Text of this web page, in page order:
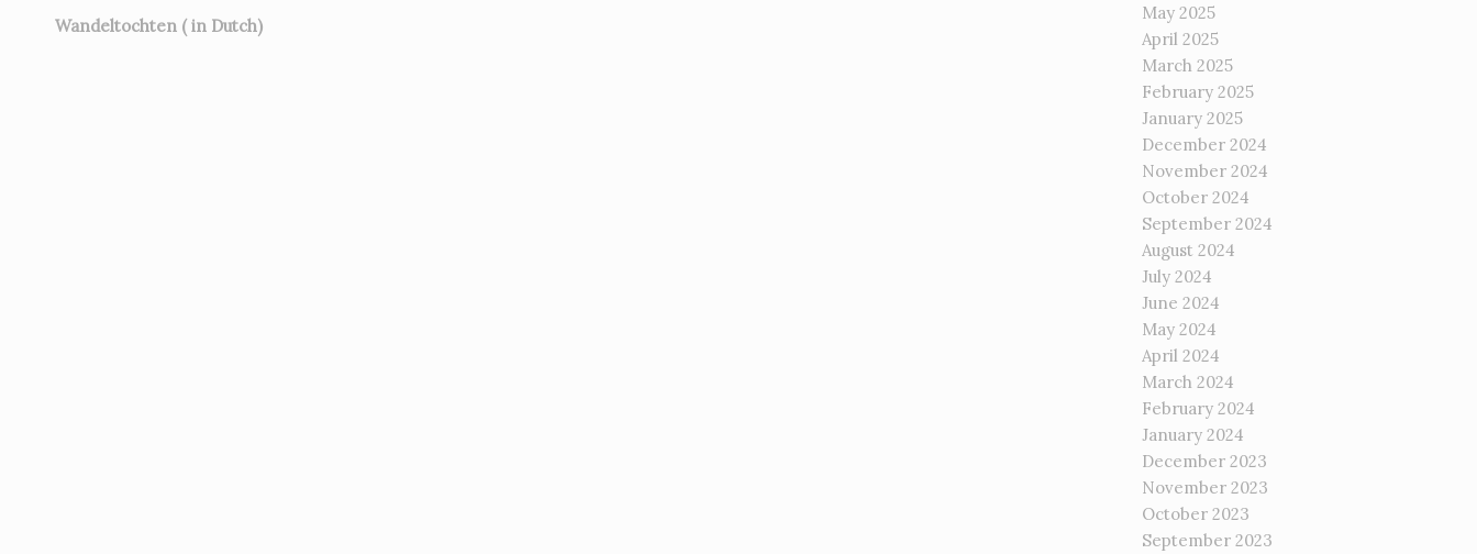
Wandeltochten ( in Dutch)
May 2025
April 2025
March 2025
February 2025
January 2025
December 2024
November 2024
October 2024
September 2024
August 2024
July 2024
June 2024
May 2024
April 2024
March 2024
February 2024
January 2024
December 2023
November 2023
October 2023
September 2023